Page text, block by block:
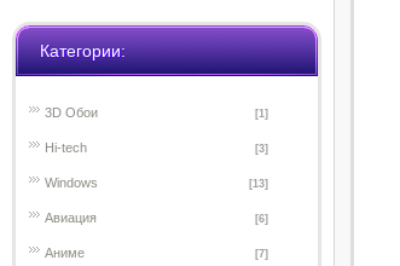
Категории:
3D Обои [1]
Hi-tech [3]
Windows [13]
Авиация [6]
Аниме [7]